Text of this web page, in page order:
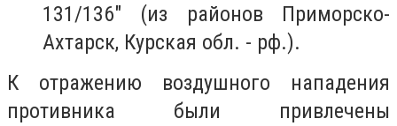
131/136" (из районов Приморско-
Ахтарск, Курская обл. - рф.).
К отражению воздушного нападения
противника были привлечены